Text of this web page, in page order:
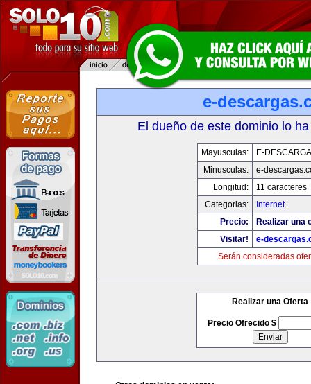
e-
El dueño de este dominio lo
Mayusculas:
E-
Minusculas:
e-
Longitud:
11 caracteres
Categorias:
Internet
Precio:
Realizar una
Visitar!
e-
Serán consideradas
Realizar una Oferta
Precio Ofrecido $